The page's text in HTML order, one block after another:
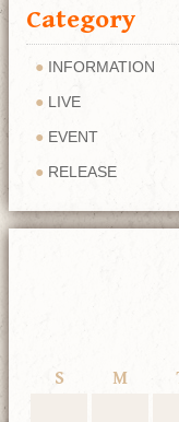
Category
INFORMATION
LIVE
EVENT
RELEASE
S M